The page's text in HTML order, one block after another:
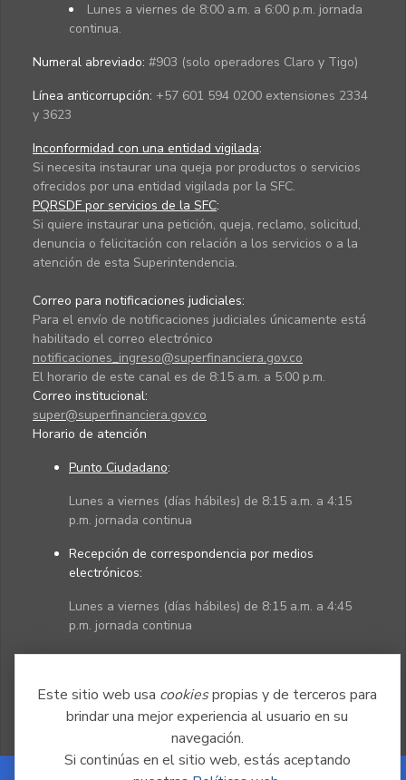
Este sitio web usa cookiespropias y de terceros para
brindar una mejor experiencia al usuario en su
navegación.
Si continúas en el sitio web, estás aceptando
Lunes a viernes de 8:00 a.m. a 6:00 p.m. jornada
continua.
Numeral abreviado: #903 (solo operadores Claro y Tigo)
Línea anticorrupción: +57 601 594 0200 extensiones 2334
y 3623
Inconformidad con una entidad vigilada:
Si necesita instaurar una queja por productos o servicios
ofrecidos por una entidad vigilada por la SFC.
PQRSDF por servicios de la SFC:
Si quiere instaurar una petición, queja, reclamo, solicitud,
denuncia o felicitación con relación a los servicios o a la
atención de esta Superintendencia.
Correo para notificaciones judiciales:
Para el envío de notificaciones judiciales únicamente está
habilitado el correo electrónico
notificaciones_ingreso@superfinanciera.gov.co
El horario de este canal es de 8:15 a.m. a 5:00 p.m.
Correo institucional:
super@superfinanciera.gov.co
Horario de atención
Punto Ciudadano:
Lunes a viernes (días hábiles) de 8:15 a.m. a 4:15
p.m. jornada continua
Recepción de correspondencia por medios
electrónicos:
Lunes a viernes (días hábiles) de 8:15 a.m. a 4:45
p.m. jornada continua